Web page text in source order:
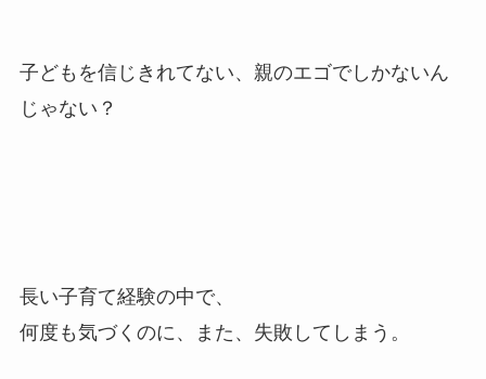
子どもを信じきれてない、親のエゴでしかないん
じゃない？
長い子育て経験の中で、
何度も気づくのに、また、失敗してしまう。